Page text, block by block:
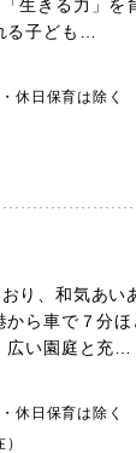
生きる力」を
子ども…
休日保育は除く
り、和気あい
ら車で７分ほ
広い園庭と充…
休日保育は除く